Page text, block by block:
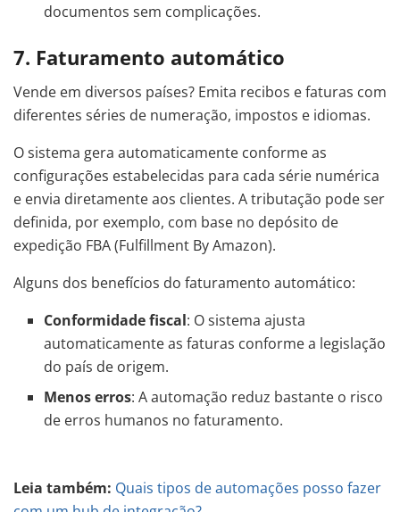
documentos sem complicações.
7. Faturamento automático
Vende em diversos países? Emita recibos e faturas com
diferentes séries de numeração, impostos e idiomas.
O sistema gera automaticamente conforme as
configurações estabelecidas para cada série numérica
e envia diretamente aos clientes. A tributação pode ser
definida, por exemplo, com base no depósito de
expedição FBA (Fulfillment By Amazon).
Alguns dos benefícios do faturamento automático:
Conformidade fiscal: O sistema ajusta
automaticamente as faturas conforme a legislação
do país de origem.
Menos erros: A automação reduz bastante o risco
de erros humanos no faturamento.
Leia também: Quais tipos de automações posso fazer